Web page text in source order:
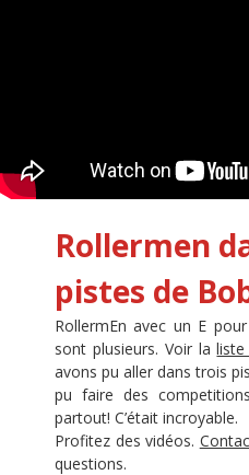
Rollermen
pistes de
RollermEn avec un E
sont plusieurs. Voir la
avons pu aller dans trois
pu faire des
partout! C’était incroyable.
Profitez des vidéos.
questions.